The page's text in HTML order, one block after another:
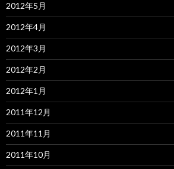
2012年5月
2012年4月
2012年3月
2012年2月
2012年1月
2011年12月
2011年11月
2011年10月